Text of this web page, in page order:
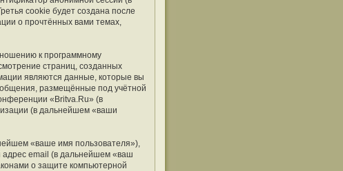
cookie будет создана после
о прочтённых вами темах,
к программному
страниц, созданных
являются данные, которые вы
размещённые под учётной
«Britva.Ru» (в
(в дальнейшем «ваши
«ваше имя пользователя»),
адрес email (в дальнейшем «ваш
о защите компьютерной